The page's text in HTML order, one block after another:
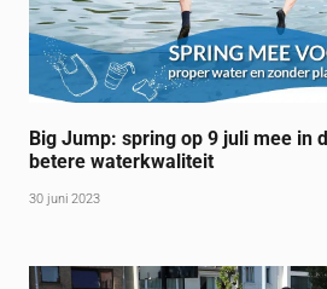
Big Jump: spring op 9 juli mee in
betere waterkwaliteit
30 juni 2023